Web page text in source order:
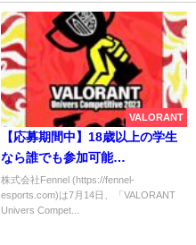
VALORANT
【応募期間中】18歳以上の学生
なら誰でも参加可能
「VALORANT Univers
Competitive 2023 Summer
Season」が開催。賞金総額35万
株式会社Fennel (https://fennel-
esports.com)は7月14日、「VALORANT
Univers Compet...